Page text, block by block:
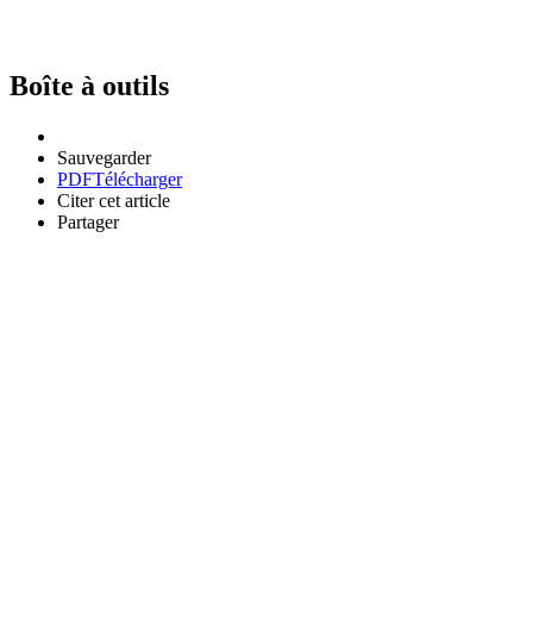
Boîte à outils
Sauvegarder
PDFTélécharger
Citer cet article
Partager